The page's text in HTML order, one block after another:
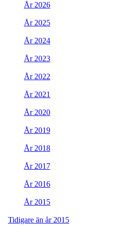
År 2026
År 2025
År 2024
År 2023
År 2022
År 2021
År 2020
År 2019
År 2018
År 2017
År 2016
År 2015
Tidigare än år 2015